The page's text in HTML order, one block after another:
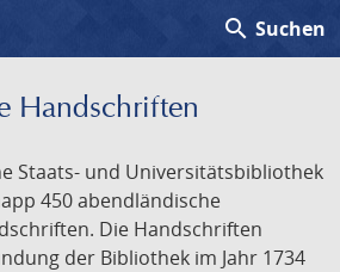
search Suchen
Handschriften
Staats- und Universitätsbibliothek
450 abendländische
Die Handschriften
der Bibliothek im Jahr 1734